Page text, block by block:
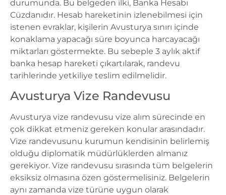
durumunda. Bu belgeden ilki, Banka Hesabı
Cüzdanıdır. Hesab hareketinin izlenebilmesi için
istenen evraklar, kişilerin Avusturya sınırı içinde
konaklama yapacağı süre boyunca harcayacağı
miktarları göstermekte. Bu sebeple 3 aylık aktif
banka hesap hareketi çıkartılarak, randevu
tarihlerinde yetkiliye teslim edilmelidir.
Avusturya Vize Randevusu
Avusturya vize randevusu vize alım sürecinde en
çok dikkat etmeniz gereken konular arasındadır.
Vize randevusunu kurumun kendisinin belirlemiş
olduğu diplomatik müdürlüklerden almanız
gerekiyor. Vize randevusu sırasında tüm belgelerin
eksiksiz olmasına özen göstermelisiniz. Belgelerin
aynı zamanda vize türüne uygun olarak